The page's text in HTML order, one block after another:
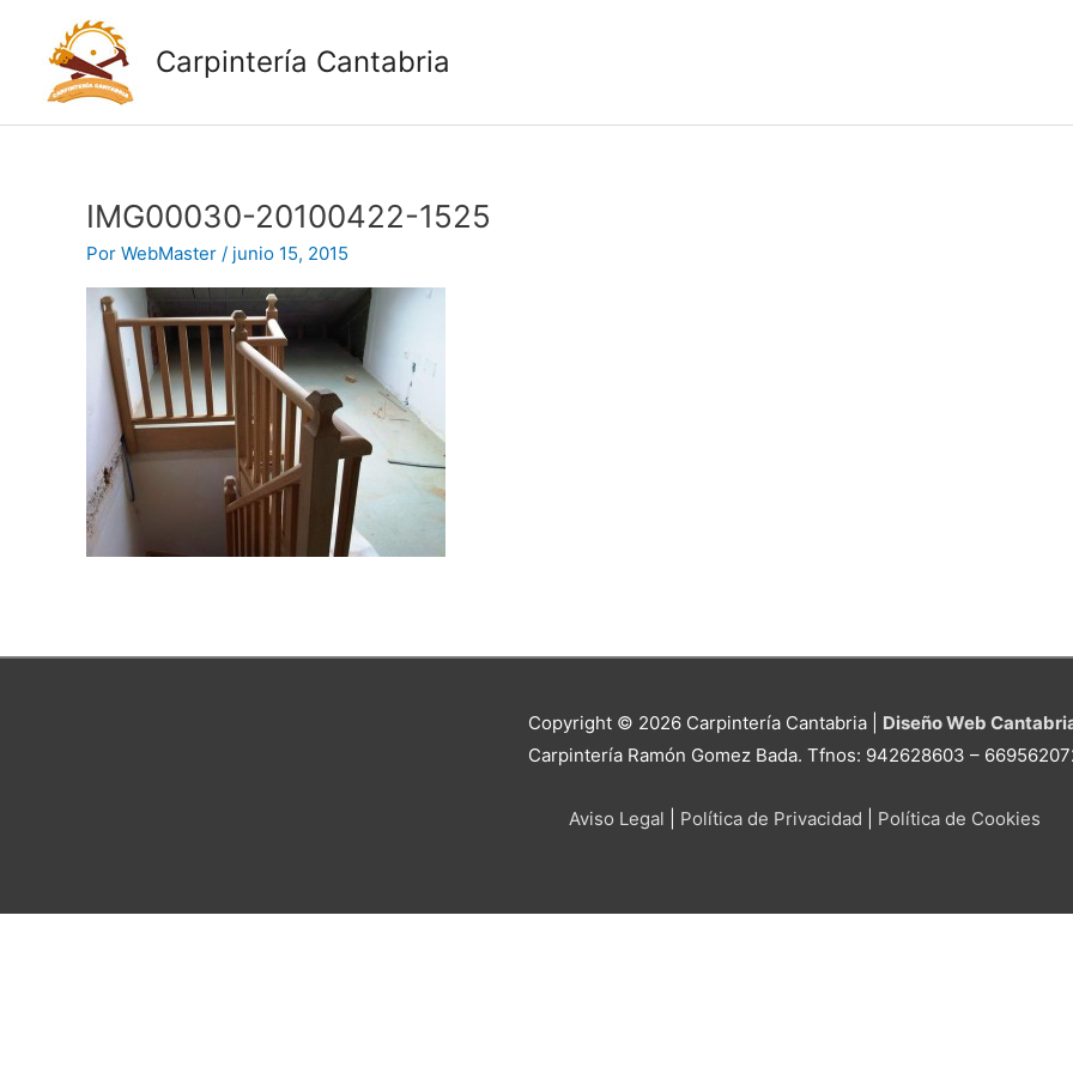
contenido
Carpintería Cantabria
IMG00030-20100422-1525
Por WebMaster / junio 15, 2015
Copyright © 2026 Carpintería Cantabria| Diseño Web
Carpintería Ramón Gomez Bada. Tfnos: 942628603 –
Aviso Legal Política de Privacidad Política de Cookies